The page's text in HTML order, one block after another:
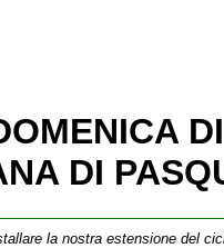
DI
la nostra estensione del